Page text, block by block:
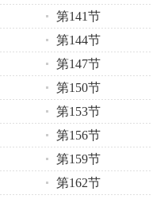
第141节
第144节
第147节
第150节
第153节
第156节
第159节
第162节